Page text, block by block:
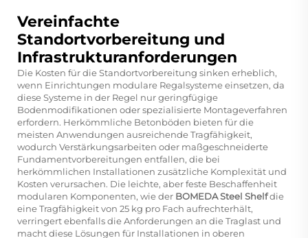
Vereinfachte
Standortvorbereitung und
Infrastrukturanforderungen
Die Kosten für die Standortvorbereitung sinken erheblich,
wenn Einrichtungen modulare Regalsysteme einsetzen, da
diese Systeme in der Regel nur geringfügige
Bodenmodifikationen oder spezialisierte Montageverfahren
erfordern. Herkömmliche Betonböden bieten für die
meisten Anwendungen ausreichende Tragfähigkeit,
wodurch Verstärkungsarbeiten oder maßgeschneiderte
Fundamentvorbereitungen entfallen, die bei
herkömmlichen Installationen zusätzliche Komplexität und
Kosten verursachen. Die leichte, aber feste Beschaffenheit
modularen Komponenten, wie der BOMEDA Steel Shelfdie
eine Tragfähigkeit von 25 kg pro Fach aufrechterhält,
verringert ebenfalls die Anforderungen an die Traglast und
macht diese Lösungen für Installationen in oberen